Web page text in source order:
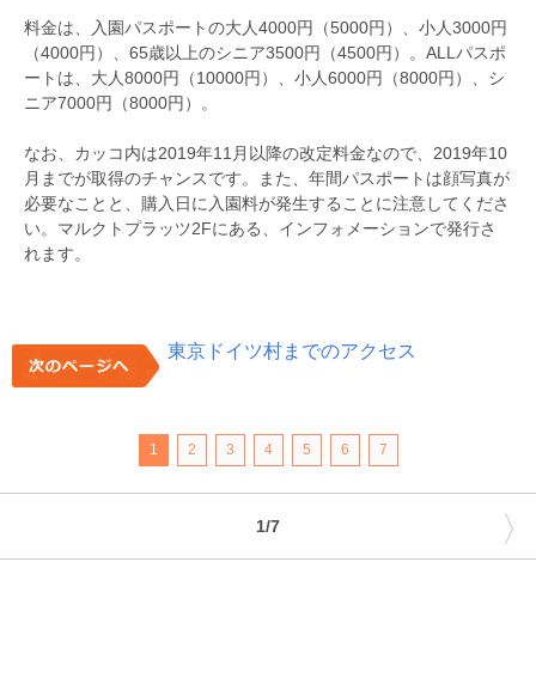
料金は、入園パスポートの大人4000円（5000円）、小人3000円
（4000円）、65歳以上のシニア3500円（4500円）。ALLパスポ
ートは、大人8000円（10000円）、小人6000円（8000円）、シ
ニア7000円（8000円）。
なお、カッコ内は2019年11月以降の改定料金なので、2019年10
月までが取得のチャンスです。また、年間パスポートは顔写真が
必要なことと、購入日に入園料が発生することに注意してくださ
い。マルクトプラッツ2Fにある、インフォメーションで発行さ
れます。
東京ドイツ村までのアクセス
1 2 3 4 5 6 7
1/7 〉